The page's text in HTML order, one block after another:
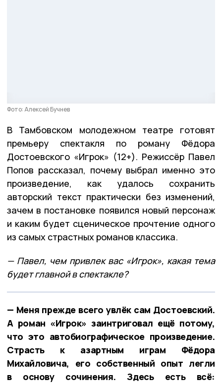
Фото: Алексей Бучнев
В Тамбовском молодежном театре готовят
премьеру спектакля по роману Фёдора
Достоевского «Игрок» (12+). Режиссёр Павел
Попов рассказал, почему выбрал именно это
произведение, как удалось сохранить
авторский текст практически без изменений,
зачем в постановке появился новый персонаж
и каким будет сценическое прочтение одного
из самых страстных романов классика.
— Павел, чем привлек вас «Игрок», какая тема
будет главной в спектакле?
— Меня прежде всего увлёк сам Достоевский.
А роман «Игрок» заинтриговал ещё потому,
что это автобиографическое произведение.
Страсть к азартным играм Фёдора
Михайловича, его собственный опыт легли
в основу сочинения. Здесь есть всё: